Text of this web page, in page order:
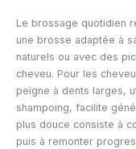
Le brossage quotidien
une brosse adaptée à
naturels ou avec des
cheveu. Pour les
peigne à dents larges,
shampoing, facilite
plus douce consiste à
puis à remonter